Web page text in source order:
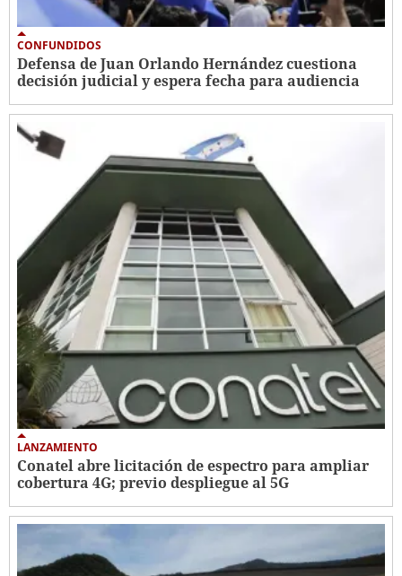
CONFUNDIDOS
Defensa de Juan Orlando Hernández cuestiona
decisión judicial y espera fecha para audiencia
LANZAMIENTO
Conatel abre licitación de espectro para ampliar
cobertura 4G; previo despliegue al 5G